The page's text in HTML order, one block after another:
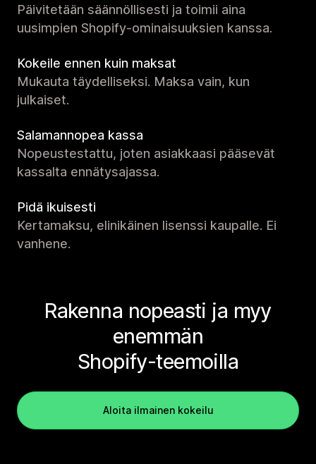
Päivitetään säännöllisesti ja toimii aina
uusimpien Shopify-ominaisuuksien kanssa.
Kokeile ennen kuin maksat
Mukauta täydelliseksi. Maksa vain, kun
julkaiset.
Salamannopea kassa
Nopeustestattu, joten asiakkaasi pääsevät
kassalta ennätysajassa.
Pidä ikuisesti
Kertamaksu, elinikäinen lisenssi kaupalle. Ei
vanhene.
Rakenna nopeasti ja myy
enemmän
Shopify-teemoilla
Aloita ilmainen kokeilu